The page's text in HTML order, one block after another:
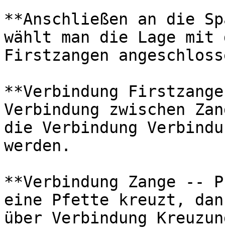
**Anschließen an die
wählt man die Lage mit
Firstzangen
**Verbindung
Verbindung zwischen
die Verbindung
werden.
**Verbindung Zange --
eine Pfette kreuzt,
über Verbindung